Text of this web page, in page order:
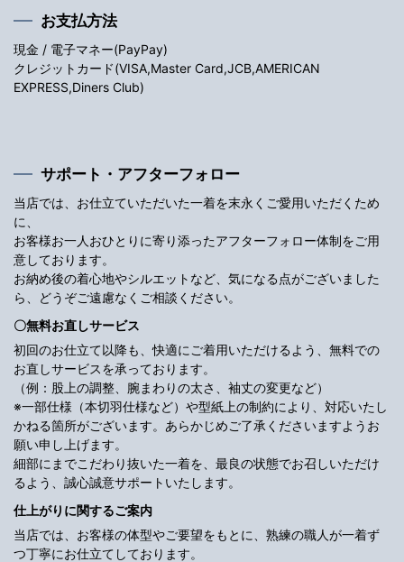
お支払方法
現金 / 電子マネー(PayPay)
クレジットカード(VISA,Master Card,JCB,AMERICAN
EXPRESS,Diners Club)
サポート・アフターフォロー
当店では、お仕立ていただいた一着を末永くご愛用いただくため
に、
お客様お一人おひとりに寄り添ったアフターフォロー体制をご用
意しております。
お納め後の着心地やシルエットなど、気になる点がございました
ら、どうぞご遠慮なくご相談ください。
〇無料お直しサービス
初回のお仕立て以降も、快適にご着用いただけるよう、無料での
お直しサービスを承っております。
（例：股上の調整、腕まわりの太さ、袖丈の変更など）
※一部仕様（本切羽仕様など）や型紙上の制約により、対応いたし
かねる箇所がございます。あらかじめご了承くださいますようお
願い申し上げます。
細部にまでこだわり抜いた一着を、最良の状態でお召しいただけ
るよう、誠心誠意サポートいたします。
仕上がりに関するご案内
当店では、お客様の体型やご要望をもとに、熟練の職人が一着ず
つ丁寧にお仕立てしております。